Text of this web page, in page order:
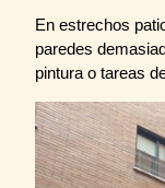
En estrechos
paredes
pintura o tareas